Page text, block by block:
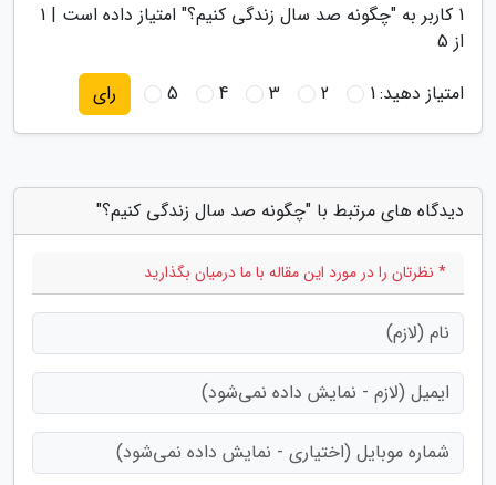
1 کاربر به "چگونه صد سال زندگی کنیم؟" امتیاز داده است | 1
از 5
امتیاز دهید:1
2
3
4
5 رای
دیدگاه های مرتبط با "چگونه صد سال زندگی کنیم؟"
* نظرتان را در مورد این مقاله با ما درمیان بگذارید